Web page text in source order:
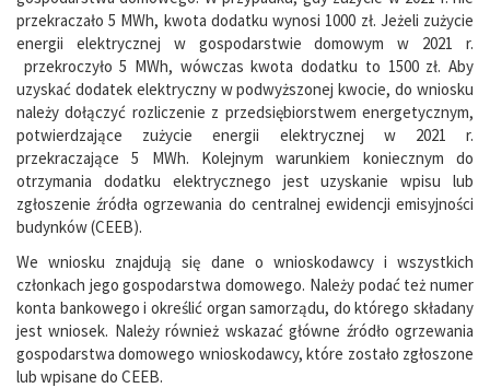
przekraczało 5 MWh, kwota dodatku wynosi 1000 zł. Jeżeli zużycie
energii elektrycznej w gospodarstwie domowym w 2021 r.
przekroczyło 5 MWh, wówczas kwota dodatku to 1500 zł. Aby
uzyskać dodatek elektryczny w podwyższonej kwocie, do wniosku
należy dołączyć rozliczenie z przedsiębiorstwem energetycznym,
potwierdzające zużycie energii elektrycznej w 2021 r.
przekraczające 5 MWh. Kolejnym warunkiem koniecznym do
otrzymania dodatku elektrycznego jest uzyskanie wpisu lub
zgłoszenie źródła ogrzewania do centralnej ewidencji emisyjności
budynków (CEEB).
We wniosku znajdują się dane o wnioskodawcy i wszystkich
członkach jego gospodarstwa domowego. Należy podać też numer
konta bankowego i określić organ samorządu, do którego składany
jest wniosek. Należy również wskazać główne źródło ogrzewania
gospodarstwa domowego wnioskodawcy, które zostało zgłoszone
lub wpisane do CEEB.